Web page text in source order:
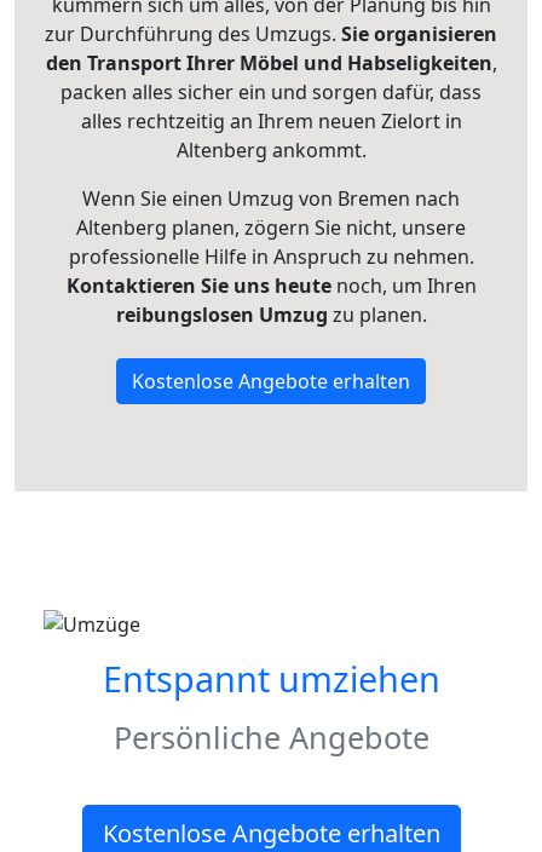
zur Durchführung des Umzugs. Sie organisieren
den Transport Ihrer Möbel und Habseligkeiten,
packen alles sicher ein und sorgen dafür, dass
alles rechtzeitig an Ihrem neuen Zielort in
Altenberg ankommt.
Wenn Sie einen Umzug von Bremen nach
Altenberg planen, zögern Sie nicht, unsere
professionelle Hilfe in Anspruch zu nehmen.
Kontaktieren Sie uns heutenoch, um Ihren
reibungslosen Umzug zu planen.
Kostenlose Angebote erhalten
Entspannt umziehen
Persönliche Angebote
Kostenlose Angebote erhalten